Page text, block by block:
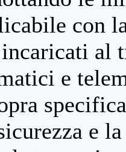
con
al
e
e